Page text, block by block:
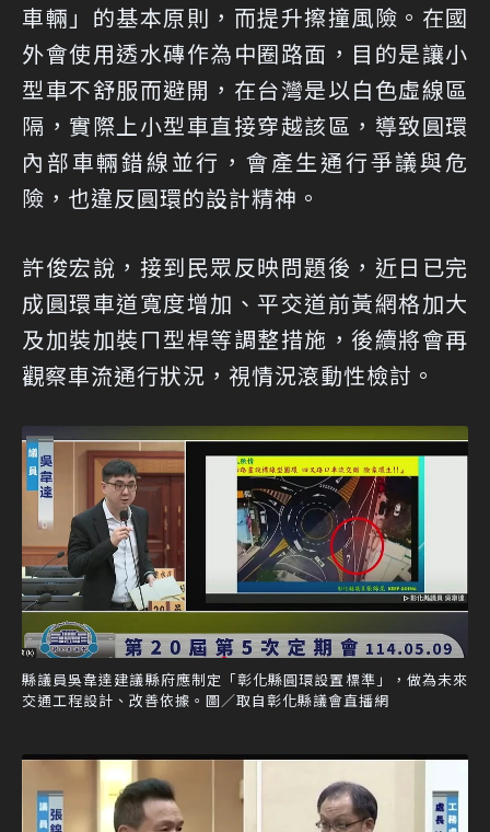
車輛」的基本原則，而提升擦撞風險。在國
外會使用透水磚作為中圈路面，目的是讓小
型車不舒服而避開，在台灣是以白色虛線區
隔，實際上小型車直接穿越該區，導致圓環
內部車輛錯線並行，會產生通行爭議與危
險，也違反圓環的設計精神。
許俊宏說，接到民眾反映問題後，近日已完
成圓環車道寬度增加、平交道前黃網格加大
及加裝加裝ㄇ型桿等調整措施，後續將會再
觀察車流通行狀況，視情況滾動性檢討。
縣議員吳韋達建議縣府應制定「彰化縣圓環設置標準」，做為未來
交通工程設計、改善依據。圖／取自彰化縣議會直播網